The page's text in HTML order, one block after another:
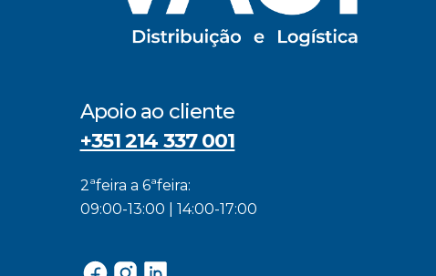
Apoio ao cliente
+351 214 337 001
2ªfeira a 6ªfeira:
09:00-13:00 | 14:00-17:00